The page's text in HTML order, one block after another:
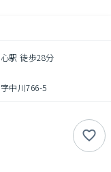
駅 徒歩28分
中川766-5